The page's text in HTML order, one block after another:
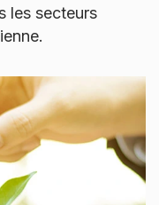
les secteurs